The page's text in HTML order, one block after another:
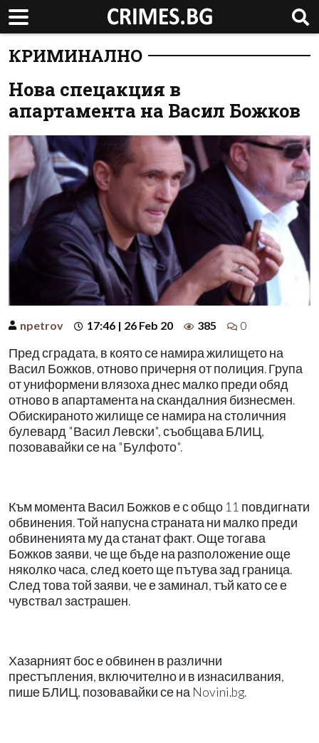
КРИМИНАЛНО
Нова спецакция в
апартамента на Васил Божков
npetrov 17:46 | 26 Feb 20 385 0
Пред сградата, в която се намира жилището на
Васил Божков, отново причерня от полиция. Група
от униформени влязоха днес малко преди обяд
отново в апартамента на скандалния бизнесмен.
Обискираното жилище се намира на столичния
булевард "Васил Левски", съобщава БЛИЦ,
позовавайки се на "Булфото".
Към момента Васил Божков е с общо 11 повдигнати
обвинения. Той напусна страната ни малко преди
обвиненията му да станат факт. Още тогава
Божков заяви, че ще бъде на разположение още
няколко часа, след което ще пътува зад граница.
След това той заяви, че е заминал, тъй като се е
чувствал застрашен.
Хазарният бос е обвинен в различни
престъпления, включително и в изнасилвания,
пише БЛИЦ, позовавайки се на Novini.bg.